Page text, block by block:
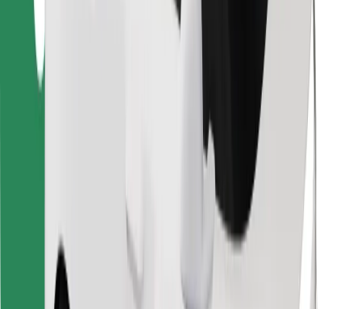
Znajdź swoje ulubione jedzenie!
Pobierz aplikację Bolt Food